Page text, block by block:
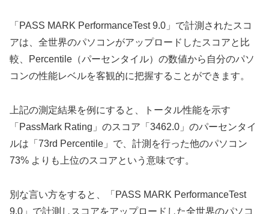
「PASS MARK PerformanceTest 9.0」で計測されたスコ
アは、全世界のパソコンがアップロードしたスコアと比
較、Percentile（パーセンタイル）の数値から自分のパソ
コンの性能レベルを客観的に把握することができます。
上記の測定結果を例にすると、トータル性能を示す
「PassMark Rating」のスコア「3462.0」のパーセンタイ
ルは「73rd Percentile」で、計測を行った他のパソコン
73% よりも上位のスコアという意味です。
別な言い方をすると、「PASS MARK PerformanceTest
9.0」で計測しスコアをアップロードした全世界のパソコ